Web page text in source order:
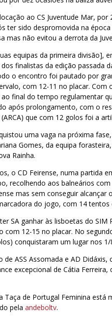
ao CS Juventude Mar,
ter sido despromovida na época
mas não evitou a derrota da
equipas da primeira divisão],
finalistas da edição passada
o encontro foi pautado por
com 12-11 no placar.
final do tempo regulamentar
após prolongamento, com o
que com 12 golos foi a
uma vaga na próxima
Gomes, da equipa
Rainha.
o CD Feirense, numa partida
recolhendo aos balneários
mas sem conseguir
do jogo, com 14 tentos
SA ganhar às lisboetas do SIM
com 12-15 no placar. No
conquistaram um lugar nos 1/
ASS Assomada e AD Didáxis,
excepcional de Cátia
de Portugal Feminina está
pelaandeboltv.